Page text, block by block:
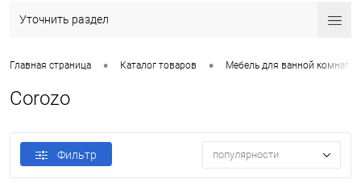
Уточнить раздел
Главная страница • Каталог товаров • Мебель для ванной комнаты
Corozo
Фильтр популярности